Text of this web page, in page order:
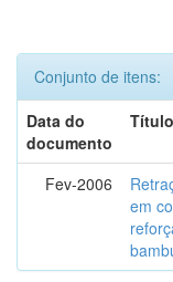
Conjunto de itens:
Data do
documento
Título
Fev-2006
em